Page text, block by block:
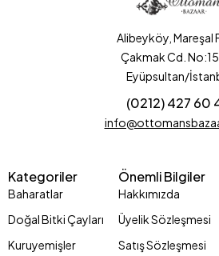
Alibeyköy, Mareşal
Çakmak Cd.
Eyüpsultan/
(0212) 427 60
Kategoriler
Baharatlar
Doğal Bitki Çayları
Kuruyemişler
Önemli Bilgiler
Hakkımızda
Üyelik Sözleşmesi
Satış Sözleşmesi